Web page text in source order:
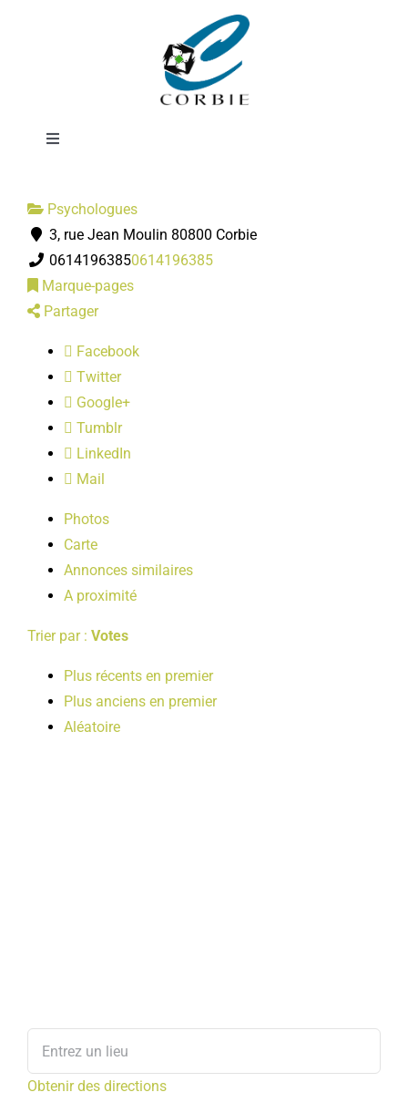
Toggle
DÉMARCHES ADMINISTRATIVES
SERVICES MUNICIPAUX
PRATIQUE
LOISIRS
PUBLICATIONS
Malory
BRIFFARD-
Psychologues
3, rue Jean Moulin 80800 Corbie
06141963850614196385
Marque-pages
Partager
Facebook
Twitter
Google+
Tumblr
LinkedIn
Mail
Photos
Carte
Annonces similaires
A proximité
Trier par : Votes
Plus récents en premier
Plus anciens en premier
Aléatoire
Obtenir des directions